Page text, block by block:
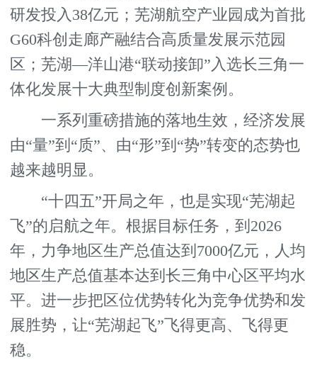
研发投入38亿元；芜湖航空产业园成为首批
G60科创走廊产融结合高质量发展示范园
区；芜湖—洋山港“联动接卸”入选长三角一
体化发展十大典型制度创新案例。
一系列重磅措施的落地生效，经济发展
由“量”到“质”、由“形”到“势”转变的态势也
越来越明显。
“十四五”开局之年，也是实现“芜湖起
飞”的启航之年。根据目标任务，到2026
年，力争地区生产总值达到7000亿元，人均
地区生产总值基本达到长三角中心区平均水
平。进一步把区位优势转化为竞争优势和发
展胜势，让“芜湖起飞”飞得更高、飞得更
稳。